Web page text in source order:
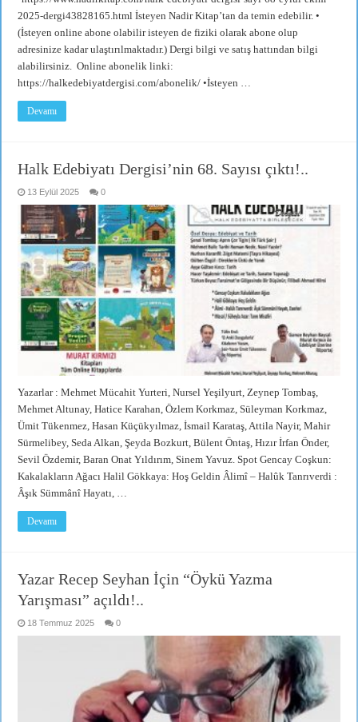
2025-dergi43828165.html İsteyen Nadir Kitap’tan da temin edebilir. •
(İsteyen online abone olabilir isteyen de fiziki olarak abone olup
adresinize kadar ulaştırılmaktadır.) Dergi bilgi ve satış hattından bilgi
alabilirsiniz. Online abonelik linki:
https://halkedebiyatdergisi.com/abonelik/ •İsteyen …
Devamı
Halk Edebiyatı Dergisi’nin 68. Sayısı çıktı!..
13 Eylül 2025 0
Yazarlar : Mehmet Mücahit Yurteri, Nursel Yeşilyurt, Zeynep Tombaş,
Mehmet Altunay, Hatice Karahan, Özlem Korkmaz, Süleyman Korkmaz,
Ümit Tükenmez, Hasan Küçükyılmaz, İsmail Karataş, Attila Nayir, Mahir
Sürmelibey, Seda Alkan, Şeyda Bozkurt, Bülent Öntaş, Hızır İrfan Önder,
Sevil Özdemir, Baran Onat Yıldırım, Sinem Yavuz. Spot Gencay Coşkun:
Kakalakların Ağacı Halil Gökkaya: Hoş Geldin Âlimî – Halûk Tanrıverdi :
Âşık Sümmânî Hayatı, …
Devamı
Yazar Recep Seyhan İçin “Öykü Yazma
Yarışması” açıldı!..
18 Temmuz 2025 0